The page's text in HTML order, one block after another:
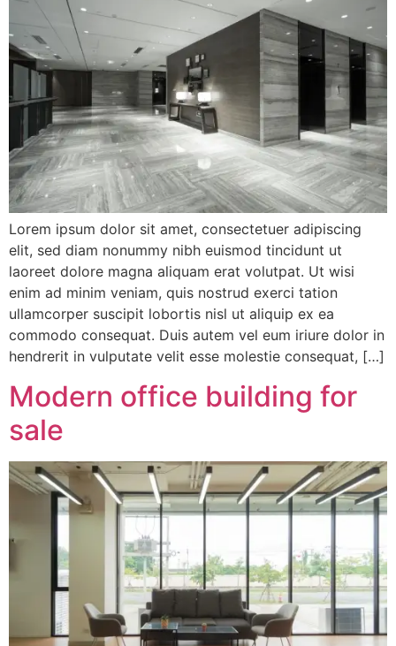
Lorem ipsum dolor sit amet, consectetuer adipiscing
elit, sed diam nonummy nibh euismod tincidunt ut
laoreet dolore magna aliquam erat volutpat. Ut wisi
enim ad minim veniam, quis nostrud exerci tation
ullamcorper suscipit lobortis nisl ut aliquip ex ea
commodo consequat. Duis autem vel eum iriure dolor in
hendrerit in vulputate velit esse molestie consequat, […]
Modern office building for
sale